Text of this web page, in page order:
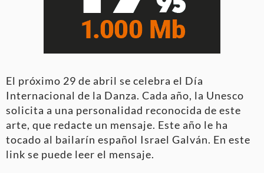
El próximo 29 de abril se celebra el Día
Internacional de la Danza. Cada año, la Unesco
solicita a una personalidad reconocida de este
arte, que redacte un mensaje. Este año le ha
tocado al bailarín español Israel Galván. En este
link se puede leer el mensaje.